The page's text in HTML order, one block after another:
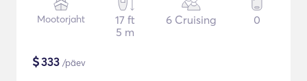
Mootorjaht
17 ft
5 m
6 Cruising 0
$333 /päev